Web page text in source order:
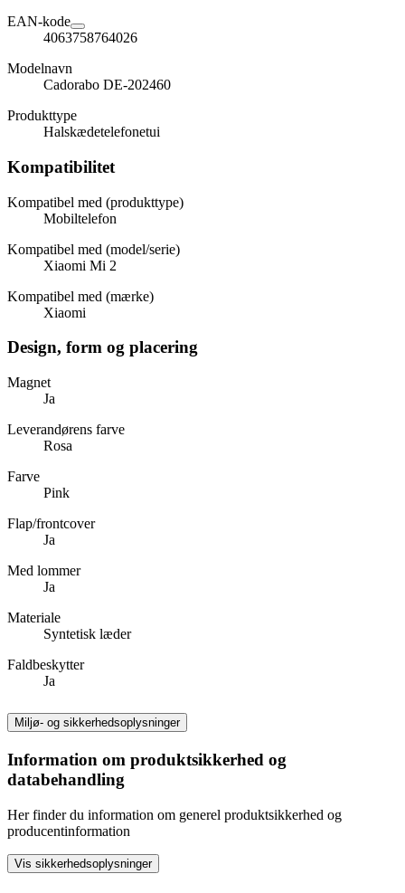
EAN-kode
4063758764026
Modelnavn
Cadorabo DE-202460
Produkttype
Halskædetelefonetui
Kompatibilitet
Kompatibel med (produkttype)
Mobiltelefon
Kompatibel med (model/serie)
Xiaomi Mi 2
Kompatibel med (mærke)
Xiaomi
Design, form og placering
Magnet
Ja
Leverandørens farve
Rosa
Farve
Pink
Flap/frontcover
Ja
Med lommer
Ja
Materiale
Syntetisk læder
Faldbeskytter
Ja
Miljø- og sikkerhedsoplysninger
Information om produktsikkerhed og
databehandling
Her finder du information om generel produktsikkerhed og
producentinformation
Vis sikkerhedsoplysninger